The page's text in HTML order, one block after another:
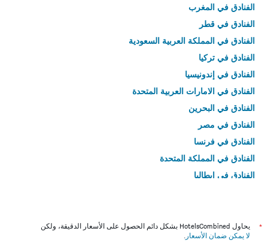
الفنادق في المغرب
الفنادق في قطر
الفنادق في المملكة العربية السعودية
الفنادق في تركيا
الفنادق في إندونيسيا
الفنادق في الامارات العربية المتحدة
الفنادق في البحرين
الفنادق في مصر
الفنادق في فرنسا
الفنادق في المملكة المتحدة
الفنادق في إيطاليا
*
يحاول HotelsCombined بشكل دائم الحصول على الأسعار الدقيقة، ولكن
لا يمكن ضمان الأسعار .